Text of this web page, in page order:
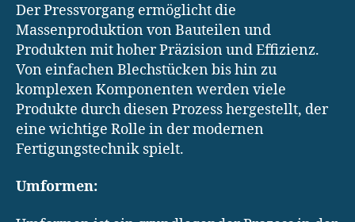
Der Pressvorgang ermöglicht die
Massenproduktion von Bauteilen und
Produkten mit hoher Präzision und Effizienz.
Von einfachen Blechstücken bis hin zu
komplexen Komponenten werden viele
Produkte durch diesen Prozess hergestellt, der
eine wichtige Rolle in der modernen
Fertigungstechnik spielt.
Umformen: